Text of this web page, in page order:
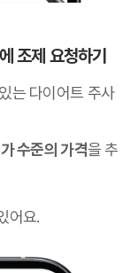
조제 요청하기
는 다이어트 주사
수준의 가격을 추
어요.